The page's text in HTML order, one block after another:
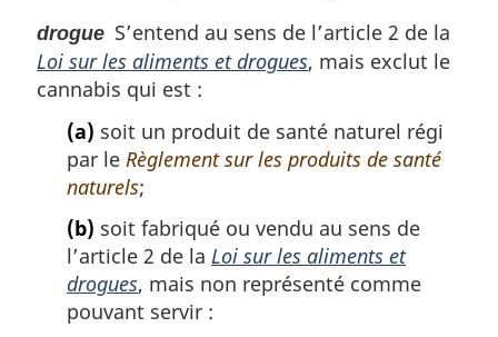
drogue S’entend au sens de l’article 2 de la
Loi sur les aliments et drogues, mais exclut le
cannabis qui est :
(a) soit un produit de santé naturel régi
par le Règlement sur les produits de santé
naturels;
(b) soit fabriqué ou vendu au sens de
l’article 2 de la Loi sur les aliments et
drogues, mais non représenté comme
pouvant servir :